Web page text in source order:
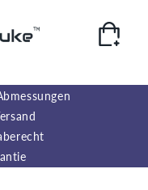
Warenkorb